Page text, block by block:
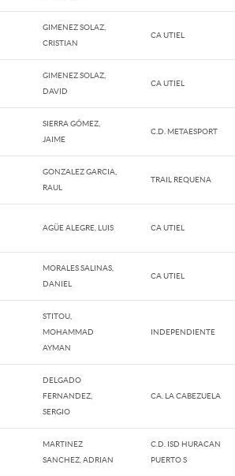
GIMENEZ SOLAZ,
CRISTIAN
CA UTIEL
GIMENEZ SOLAZ,
DAVID
CA UTIEL
SIERRA GÓMEZ,
JAIME
C.D. METAESPORT
GONZALEZ GARCIA,
RAUL
TRAIL REQUENA
AGÜE ALEGRE, LUIS CA UTIEL
MORALES SALINAS,
DANIEL
CA UTIEL
STITOU,
MOHAMMAD
AYMAN
INDEPENDIENTE
DELGADO
FERNANDEZ,
SERGIO
CA. LA CABEZUELA
MARTINEZ
SANCHEZ, ADRIAN
C.D. ISD HURACAN
PUERTO S